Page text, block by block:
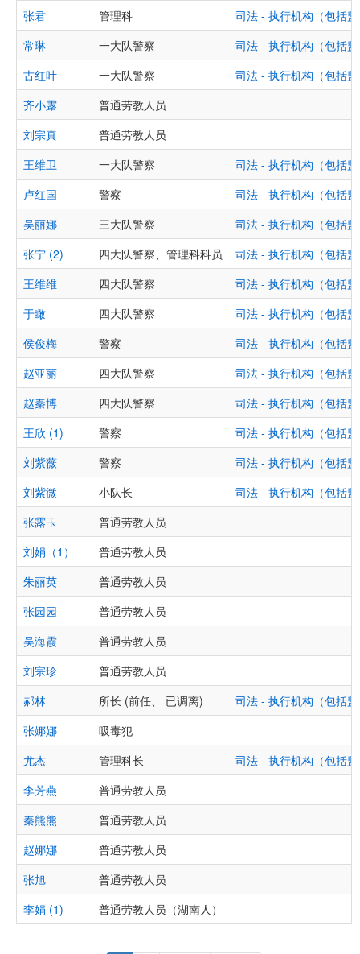
张君
管理科
司法 - 执行机构（包括
常琳
一大队警察
司法 - 执行机构（包括
古红叶
一大队警察
司法 - 执行机构（包括
齐小露
普通劳教人员
刘宗真
普通劳教人员
王维卫
一大队警察
司法 - 执行机构（包括
卢红国
警察
司法 - 执行机构（包括
吴丽娜
三大队警察
司法 - 执行机构（包括
张宁 (2)
四大队警察、管理科科员
司法 - 执行机构（包括
王维维
四大队警察
司法 - 执行机构（包括
于瞰
四大队警察
司法 - 执行机构（包括
侯俊梅
警察
司法 - 执行机构（包括
赵亚丽
四大队警察
司法 - 执行机构（包括
赵秦博
四大队警察
司法 - 执行机构（包括
王欣 (1)
警察
司法 - 执行机构（包括
刘紫薇
警察
司法 - 执行机构（包括
刘紫微
小队长
司法 - 执行机构（包括
张露玉
普通劳教人员
刘娟（1）
普通劳教人员
朱丽英
普通劳教人员
张园园
普通劳教人员
吴海霞
普通劳教人员
刘宗珍
普通劳教人员
郝林
所长 (前任、 已调离)
司法 - 执行机构（包括
张娜娜
吸毒犯
尤杰
管理科长
司法 - 执行机构（包括
李芳燕
普通劳教人员
秦熊熊
普通劳教人员
赵娜娜
普通劳教人员
张旭
普通劳教人员
李娟 (1)
普通劳教人员（湖南人）